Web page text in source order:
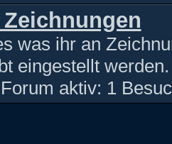
was ihr an
eingestellt werden.
aktiv: 1